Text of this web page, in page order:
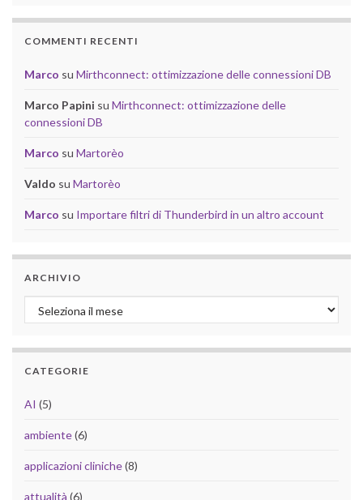
COMMENTI RECENTI
Marco su Mirthconnect: ottimizzazione delle connessioni DB
Marco Papini su Mirthconnect: ottimizzazione delle
connessioni DB
Marco su Martorèo
Valdo su Martorèo
Marco su Importare filtri di Thunderbird in un altro account
ARCHIVIO
Archivio
CATEGORIE
AI (5)
ambiente(6)
applicazioni cliniche(8)
attualità (6)